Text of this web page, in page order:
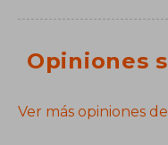
Opiniones
Ver más opiniones